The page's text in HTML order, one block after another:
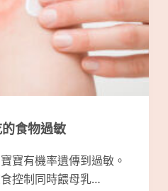
食物過敏
寶有機率遺傳到過敏。
控制同時餵母乳…